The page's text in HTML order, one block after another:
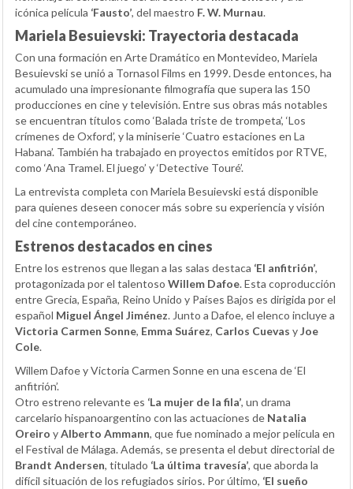
icónica película ‘Fausto’, del maestro F. W. Murnau.
Mariela Besuievski: Trayectoria destacada
Con una formación en Arte Dramático en Montevideo, Mariela
Besuievski se unió a Tornasol Films en 1999. Desde entonces, ha
acumulado una impresionante filmografía que supera las 150
producciones en cine y televisión. Entre sus obras más notables
se encuentran títulos como ‘Balada triste de trompeta’, ‘Los
crímenes de Oxford’, y la miniserie ‘Cuatro estaciones en La
Habana’. También ha trabajado en proyectos emitidos por RTVE,
como ‘Ana Tramel. El juego’ y ‘Detective Touré’.
La entrevista completa con Mariela Besuievski está disponible
para quienes deseen conocer más sobre su experiencia y visión
del cine contemporáneo.
Estrenos destacados en cines
Entre los estrenos que llegan a las salas destaca ‘El anfitrión’,
protagonizada por el talentoso Willem Dafoe. Esta coproducción
entre Grecia, España, Reino Unido y Países Bajos es dirigida por el
español Miguel Ángel Jiménez. Junto a Dafoe, el elenco incluye a
Victoria Carmen Sonne, Emma Suárez, Carlos Cuevas yJoe
Cole.
Willem Dafoe y Victoria Carmen Sonne en una escena de ‘El
anfitrión’.
Otro estreno relevante es ‘La mujer de la fila’, un drama
carcelario hispanoargentino con las actuaciones de Natalia
Oreiro yAlberto Ammann, que fue nominado a mejor película en
el Festival de Málaga. Además, se presenta el debut directorial de
Brandt Andersen, titulado ‘La última travesía’, que aborda la
difícil situación de los refugiados sirios. Por último, ‘El sueño